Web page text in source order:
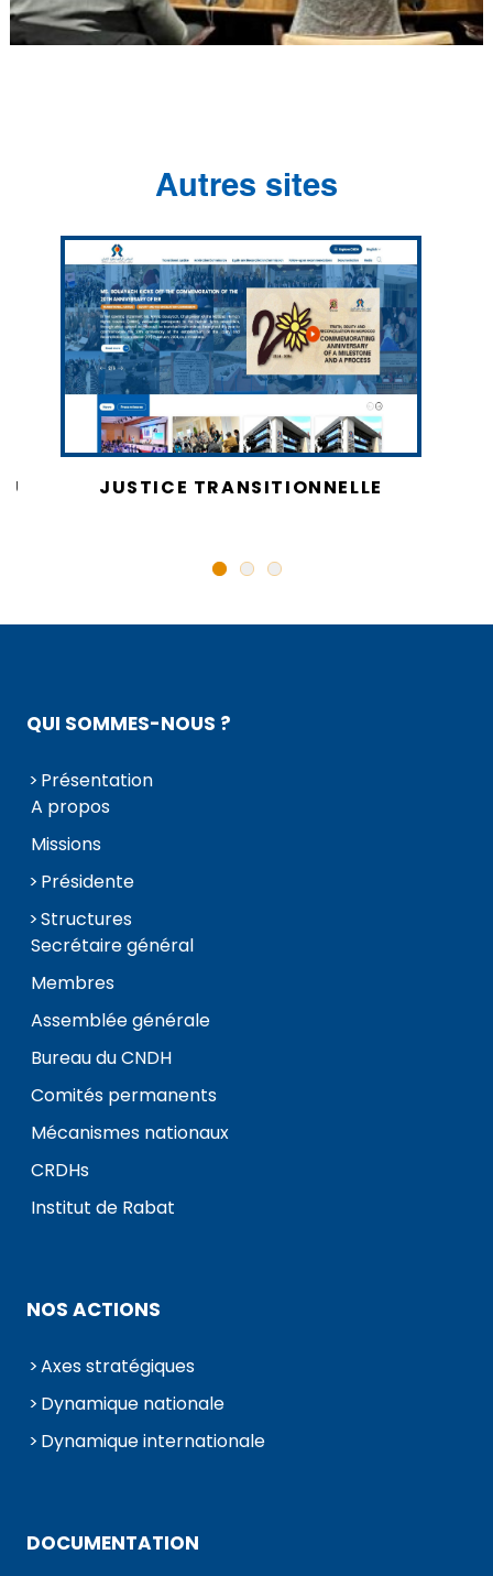
Autres sites
JUSTICE TRANSITIONNELLE
QUI SOMMES-NOUS ?
Présentation
A propos
Missions
Présidente
Structures
Secrétaire général
Membres
Assemblée générale
Bureau du CNDH
Comités permanents
Mécanismes nationaux
CRDHs
Institut de Rabat
NOS ACTIONS
Axes stratégiques
Dynamique nationale
Dynamique internationale
DOCUMENTATION